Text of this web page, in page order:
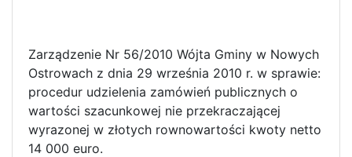
Zarządzenie Nr 56/2010 Wójta Gminy w Nowych
Ostrowach z dnia 29 września 2010 r. w sprawie:
procedur udzielenia zamówień publicznych o
wartości szacunkowej nie przekraczającej
wyrazonej w złotych rownowartości kwoty netto
14 000 euro.